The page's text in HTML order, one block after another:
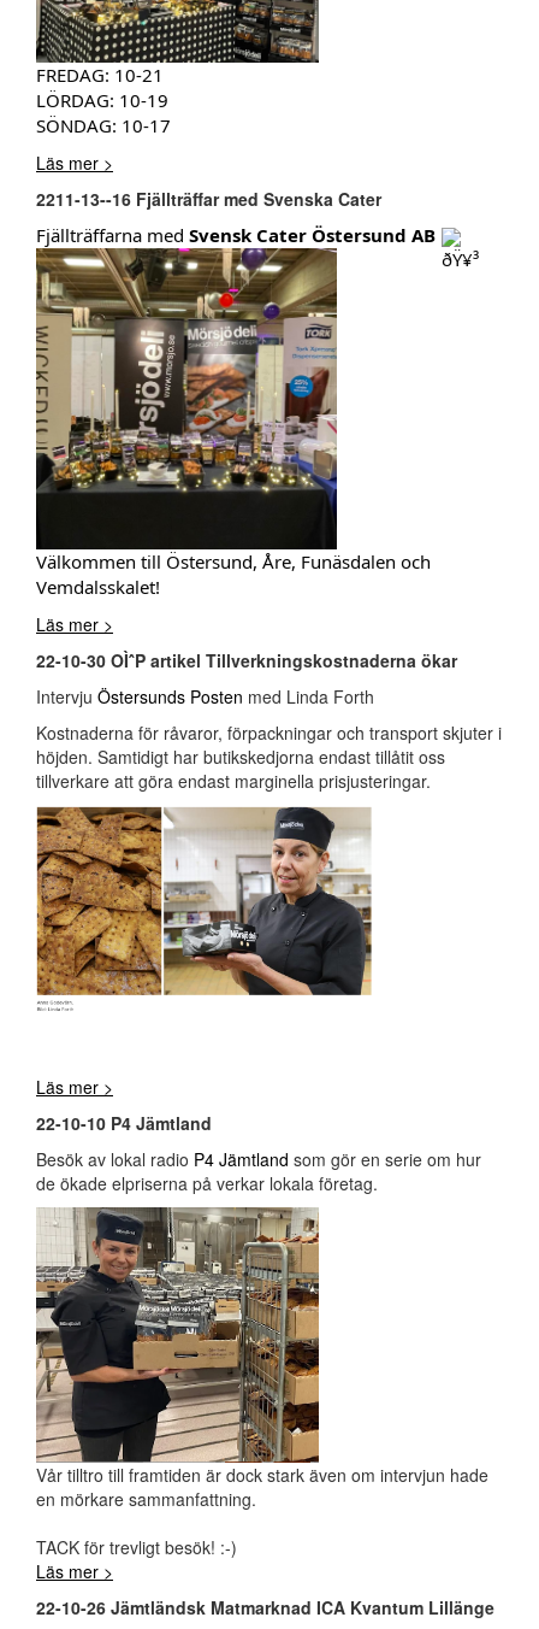
FREDAG: 10-21
LÖRDAG: 10-19
SÖNDAG: 10-17
Läs mer >
2211-13--16 Fjällträffar med Svenska Cater
Fjällträffarna med Svensk Cater Östersund AB
Välkommen till Östersund, Åre, Funäsdalen och
Vemdalsskalet!
Läs mer >
22-10-30 OÌˆP artikel Tillverkningskostnaderna ökar
Intervju Östersunds Posten med Linda Forth
Kostnaderna för råvaror, förpackningar och transport skjuter i
höjden. Samtidigt har butikskedjorna endast tillåtit oss
tillverkare att göra endast marginella prisjusteringar.
Läs mer >
22-10-10 P4 Jämtland
Besök av lokal radio P4 Jämtland som gör en serie om hur
de ökade elpriserna på verkar lokala företag.
Vår tilltro till framtiden är dock stark även om intervjun hade
en mörkare sammanfattning.
TACK för trevligt besök! :-)
Läs mer >
22-10-26 Jämtländsk Matmarknad ICA Kvantum Lillänge